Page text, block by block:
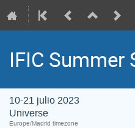
IFIC
10-21 julio 2023
Universe
Europe/Madrid timezone